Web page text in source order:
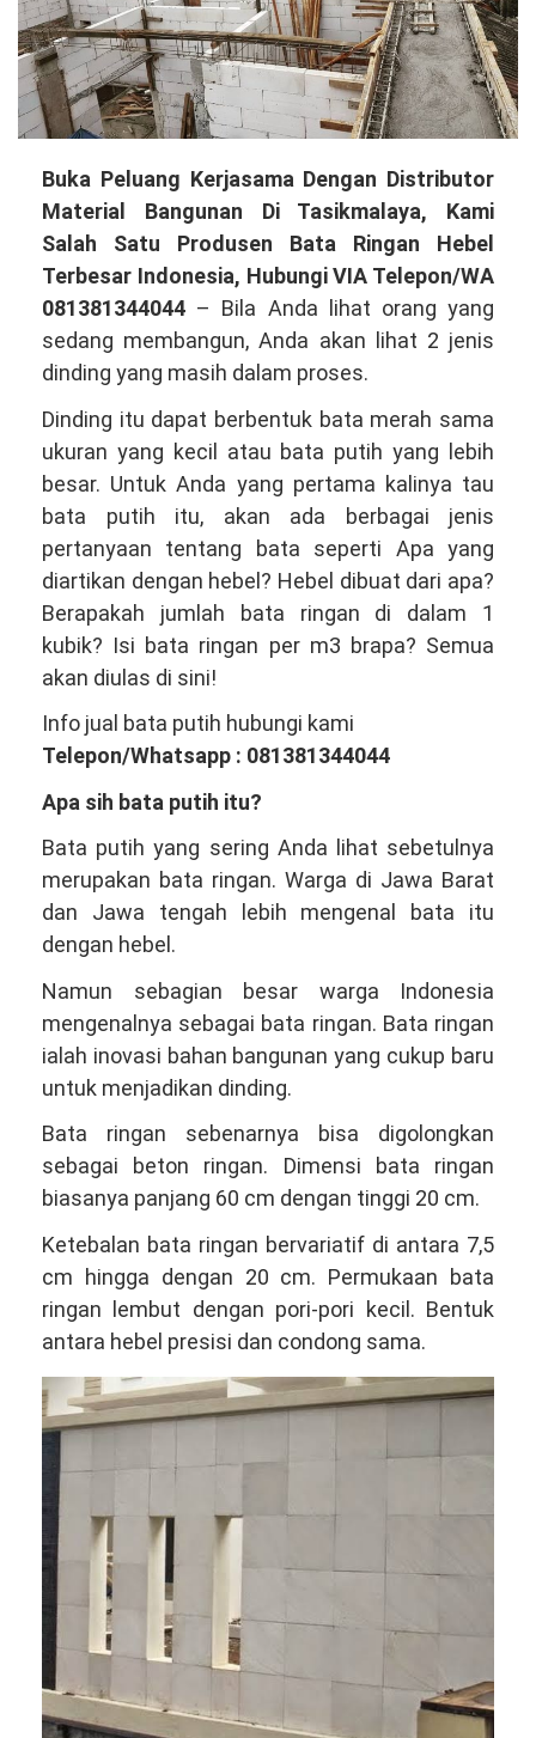
Membuka
Peluang
Kerjasama
Dengan
Distributor
Material
Bangunan
Tasikmalaya,
Produsen
Ringan
Indonesia
Buka Peluang Kerjasama Dengan Distributor
Material Bangunan Di Tasikmalaya, Kami
Salah Satu Produsen Bata Ringan Hebel
Terbesar Indonesia, Hubungi VIA Telepon/WA
081381344044 – Bila Anda lihat orang yang
sedang membangun, Anda akan lihat 2 jenis
dinding yang masih dalam proses.
Dinding itu dapat berbentuk bata merah sama
ukuran yang kecil atau bata putih yang lebih
besar. Untuk Anda yang pertama kalinya tau
bata putih itu, akan ada berbagai jenis
pertanyaan tentang bata seperti Apa yang
diartikan dengan hebel? Hebel dibuat dari apa?
Berapakah jumlah bata ringan di dalam 1
kubik? Isi bata ringan per m3 brapa? Semua
akan diulas di sini!
Info jual bata putih hubungi kami
Telepon/Whatsapp : 081381344044
Apa sih bata putih itu?
Bata putih yang sering Anda lihat sebetulnya
merupakan bata ringan. Warga di Jawa Barat
dan Jawa tengah lebih mengenal bata itu
dengan hebel.
Namun sebagian besar warga Indonesia
mengenalnya sebagai bata ringan. Bata ringan
ialah inovasi bahan bangunan yang cukup baru
untuk menjadikan dinding.
Bata ringan sebenarnya bisa digolongkan
sebagai beton ringan. Dimensi bata ringan
biasanya panjang 60 cm dengan tinggi 20 cm.
Ketebalan bata ringan bervariatif di antara 7,5
cm hingga dengan 20 cm. Permukaan bata
ringan lembut dengan pori-pori kecil. Bentuk
antara hebel presisi dan condong sama.